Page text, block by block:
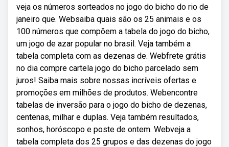
veja os números sorteados no jogo do bicho do rio de
janeiro que. Websaiba quais são os 25 animais e os
100 números que compõem a tabela do jogo do bicho,
um jogo de azar popular no brasil. Veja também a
tabela completa com as dezenas de. Webfrete grátis
no dia compre cartela jogo do bicho parcelado sem
juros! Saiba mais sobre nossas incríveis ofertas e
promoções em milhões de produtos. Webencontre
tabelas de inversão para o jogo do bicho de dezenas,
centenas, milhar e duplas. Veja também resultados,
sonhos, horóscopo e poste de ontem. Webveja a
tabela completa dos 25 grupos e das dezenas do jogo